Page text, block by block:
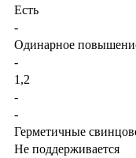
Есть
-
Одинарное
-
1,2
-
-
Герметичные
Не поддерживается